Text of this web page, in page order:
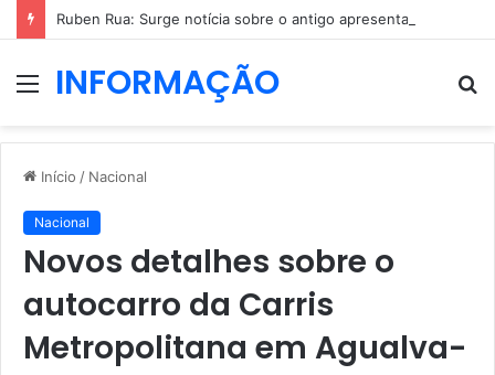
MenuINFORMAÇÃO
Início / Nacional
Nacional
Novos detalhes sobre o
autocarro da Carris
Metropolitana em Agualva-